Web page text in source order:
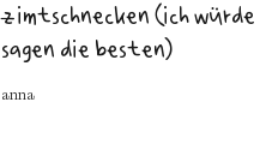
zimtschnecken (ich würde
sagen die besten)
anna